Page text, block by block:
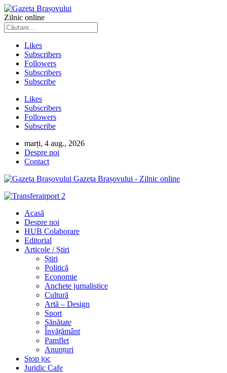
Zilnic online
Likes
Subscribers
Followers
Subscribers
Subscribe
Likes
Subscribers
Followers
Subscribe
marți, 4 aug., 2026
Despre noi
Contact
Gazeta Brașovului - Zilnic online
Acasă
Despre noi
HUB Colaborare
Editorial
Articole / Știri
Știri
Politică
Economie
Anchete jurnalistice
Cultură
Artă – Design
Sport
Sănătate
Învățământ
Pamflet
Anunțuri
Stop joc
Juridic Cafe